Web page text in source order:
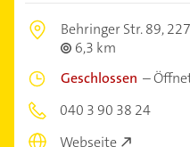
Behringer Str. 89,
6,3 km
Geschlossen –
040 3 90 38 24
Webseite